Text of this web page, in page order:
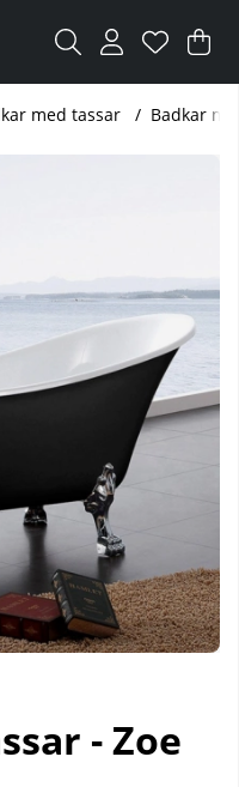
.
med tassar Badkar
Zoe svart
- Zoe